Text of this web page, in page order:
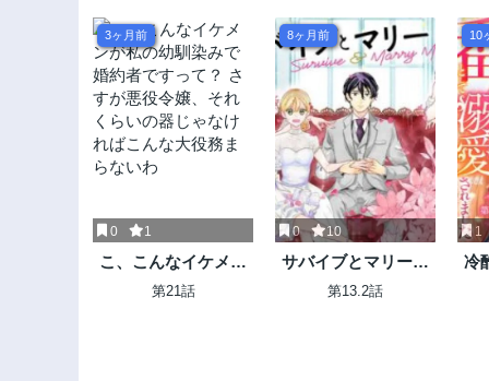
3ヶ月前
0 1
こ、こんなイケメン
が私の幼馴染みで婚
第21話
8ヶ月前
0 10
サバイブとマリーミ
ー
第13.2話
10
1
冷